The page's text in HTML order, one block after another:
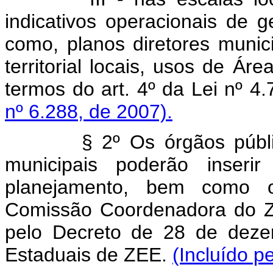
indicativos operacionais de
como, planos diretores
territorial locais, usos de
termos do art. 4º da Lei nº
nº 6.288, de 2007).
§ 2º Os órgãos
municipais poderão
planejamento, bem como
Comissão Coordenadora do
pelo Decreto de 28 de
Estaduais de ZEE. (Incluído